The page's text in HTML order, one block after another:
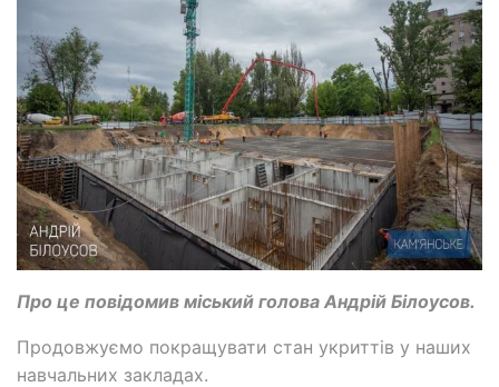
Про це повідомив міський голова Андрій Білоусов.
Продовжуємо покращувати стан укриттів у наших
навчальних закладах.